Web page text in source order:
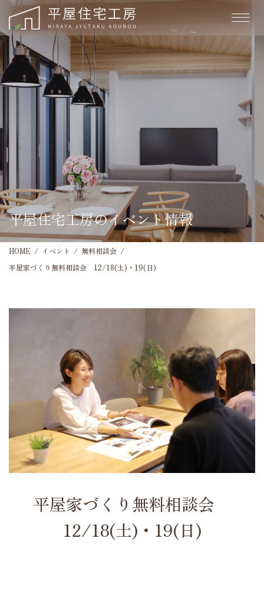
平屋住宅工房のイベント情報
HOME イベント
無料相談会
平屋家づくり無料相談会 12/18(土)・19(日)
平屋家づくり無料相談会
12/18(土)・19(日)